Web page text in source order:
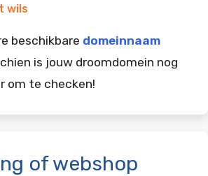
wils
beschikbare domeinnaam
is jouw droomdomein nog
om te checken!
of webshop